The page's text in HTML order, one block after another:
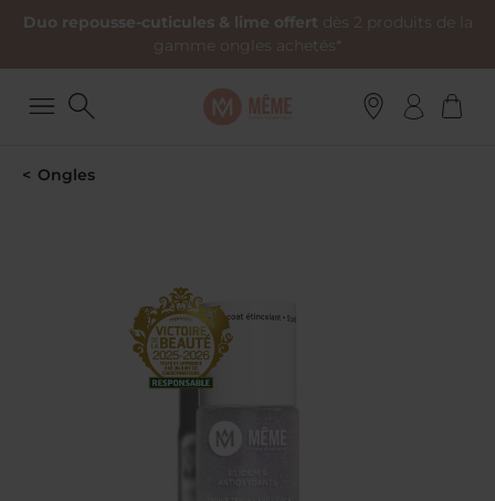
Duo repousse-cuticules & lime offert dès 2 produits de la
gamme ongles achetés*
Ongles